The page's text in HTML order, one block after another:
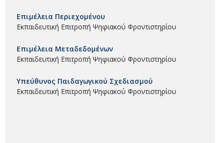
Επιμέλεια Περιεχομένου
Εκπαιδευτική Επιτροπή Ψηφιακού Φροντιστηρίου
Επιμέλεια Μεταδεδομένων
Εκπαιδευτική Επιτροπή Ψηφιακού Φροντιστηρίου
Υπεύθυνος Παιδαγωγικού Σχεδιασμού
Εκπαιδευτική Επιτροπή Ψηφιακού Φροντιστηρίου